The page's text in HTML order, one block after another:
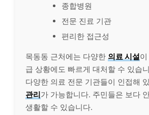
종합병원
전문 진료 기관
편리한 접근성
목동동 근처에는 다양한 의료 시설
급 상황에도 빠르게 대처할 수 있습
다양한 의료 전문 기관들이 인접해
관리가 가능합니다. 주민들은 보다
생활할 수 있습니다.